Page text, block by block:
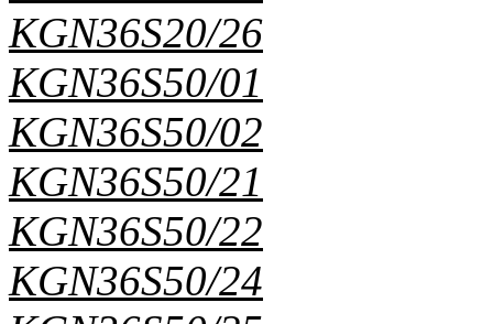
KGN36S20/26
KGN36S50/01
KGN36S50/02
KGN36S50/21
KGN36S50/22
KGN36S50/24